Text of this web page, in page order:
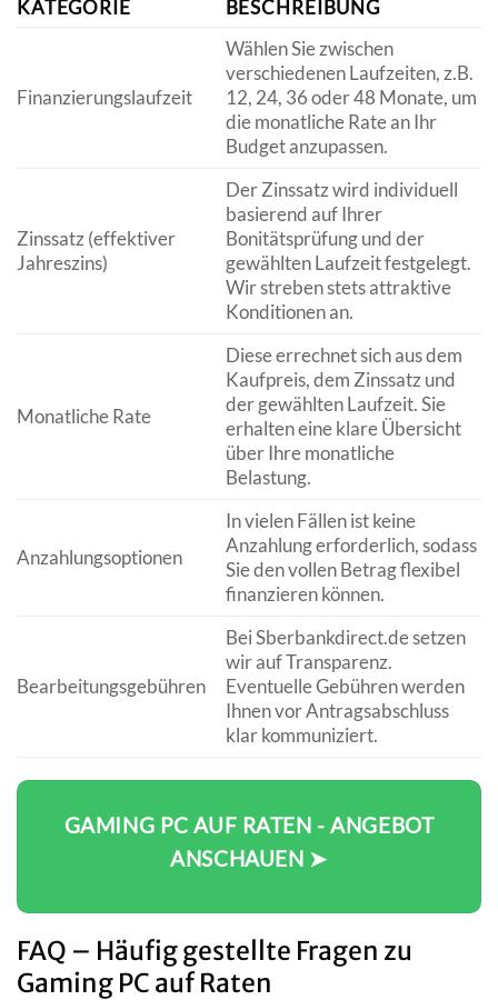
KATEGORIE BESCHREIBUNG
Finanzierungslaufzeit
Wählen Sie zwischen
verschiedenen Laufzeiten, z.B.
12, 24, 36 oder 48 Monate, um
die monatliche Rate an Ihr
Budget anzupassen.
Zinssatz (effektiver
Jahreszins)
Der Zinssatz wird individuell
basierend auf Ihrer
Bonitätsprüfung und der
gewählten Laufzeit festgelegt.
Wir streben stets attraktive
Konditionen an.
Monatliche Rate
Diese errechnet sich aus dem
Kaufpreis, dem Zinssatz und
der gewählten Laufzeit. Sie
erhalten eine klare Übersicht
über Ihre monatliche
Belastung.
Anzahlungsoptionen
In vielen Fällen ist keine
Anzahlung erforderlich, sodass
Sie den vollen Betrag flexibel
finanzieren können.
Bearbeitungsgebühren
Bei Sberbankdirect.de setzen
wir auf Transparenz.
Eventuelle Gebühren werden
Ihnen vor Antragsabschluss
klar kommuniziert.
GAMING PC AUF RATEN - ANGEBOT
ANSCHAUEN ➤
FAQ – Häufig gestellte Fragen zu
Gaming PC auf Raten